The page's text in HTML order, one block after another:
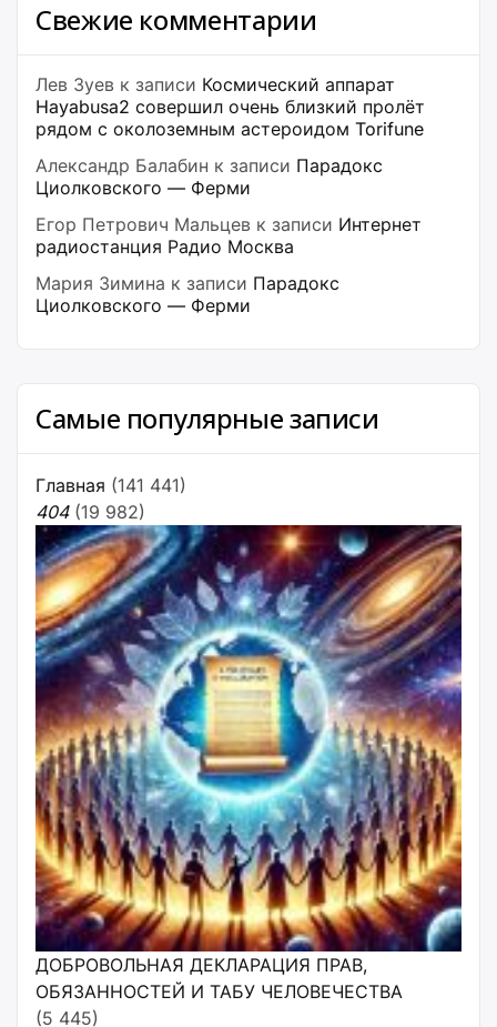
Свежие комментарии
Лев Зуев к записи Космический аппарат
Hayabusa2 совершил очень близкий пролёт
рядом с околоземным астероидом Torifune
Александр Балабин к записи Парадокс
Циолковского — Ферми
Егор Петрович Мальцев к записи Интернет
радиостанция Радио Москва
Мария Зимина к записи Парадокс
Циолковского — Ферми
Самые популярные записи
Главная (141 441)
404 (19 982)
ДОБРОВОЛЬНАЯ ДЕКЛАРАЦИЯ ПРАВ,
ОБЯЗАННОСТЕЙ И ТАБУ ЧЕЛОВЕЧЕСТВА
(5 445)